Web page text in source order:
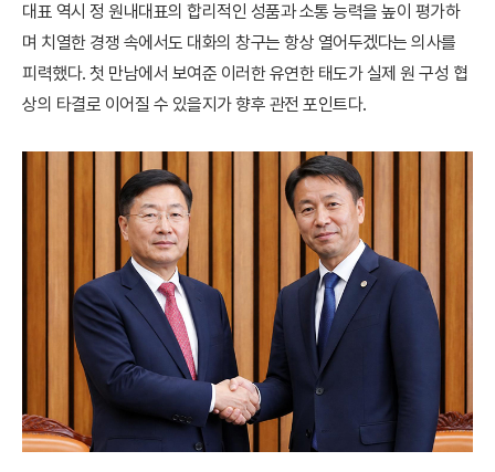
대표 역시 정 원내대표의 합리적인 성품과 소통 능력을 높이 평가하
며 치열한 경쟁 속에서도 대화의 창구는 항상 열어두겠다는 의사를
피력했다. 첫 만남에서 보여준 이러한 유연한 태도가 실제 원 구성 협
상의 타결로 이어질 수 있을지가 향후 관전 포인트다.